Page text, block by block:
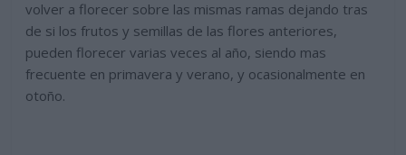
volver a florecer sobre las mismas ramas dejando tras
de si los frutos y semillas de las flores anteriores,
pueden florecer varias veces al año, siendo mas
frecuente en primavera y verano, y ocasionalmente en
otoño.